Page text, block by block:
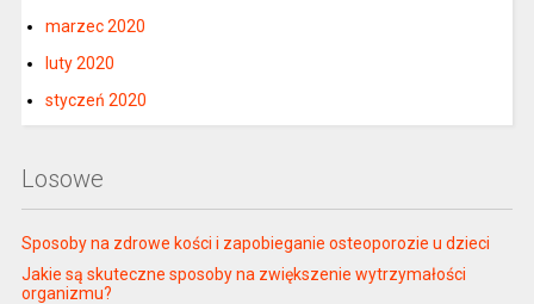
marzec 2020
luty 2020
styczeń 2020
Losowe
Sposoby na zdrowe kości i zapobieganie osteoporozie u dzieci
Jakie są skuteczne sposoby na zwiększenie wytrzymałości
organizmu?